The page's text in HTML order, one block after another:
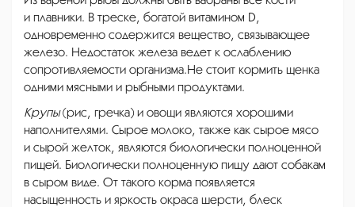
и плавники. В треске, богатой витамином D,
одновременно содержится вещество, связывающее
железо. Недостаток железа ведет к ослаблению
сопротивляемости организма.Не стоит кормить щенка
одними мясными и рыбными продуктами.
Крупы(рис, гречка) и овощи являются хорошими
наполнителями. Сырое молоко, также как сырое мясо
и сырой желток, являются биологически полноценной
пищей. Биологически полноценную пищу дают собакам
в сыром виде. От такого корма появляется
насыщенность и яркость окраса шерсти, блеск